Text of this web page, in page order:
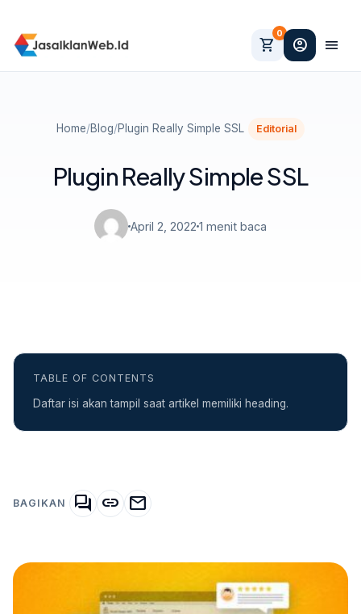
shopping_cart
0
account_circle menu
Home/Blog/Plugin Really Simple SSL Editorial
Plugin Really Simple SSL
April 2, 2022 1 menit baca
TABLE OF CONTENTS
Daftar isi akan tampil saat artikel memiliki heading.
BAGIKAN forum link mail